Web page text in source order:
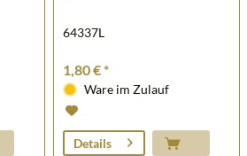
64337L
1,80 € *
Ware im Zulauf
Details